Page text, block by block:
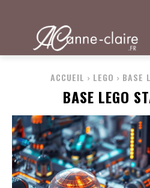
ACCUEIL LEGO BASE
BASE LEGO